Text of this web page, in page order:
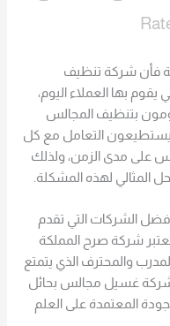
فأن شركة تنظيف
بها العملاء اليوم،
بتنظيف المجالس
يستطيعون التعامل مع كل
على مدى الزمن، ولذلك
لهذه المشكلة.
الشركات التي تقدم
شركة صرح المملكة
والمحترف الذي يتمتع
شركة غسيل مجالس بحائل
المعتمدة على العلم